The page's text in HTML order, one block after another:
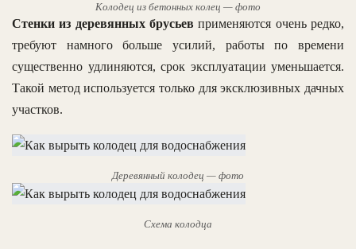
Колодец из бетонных колец — фото
Стенки из деревянных брусьев применяются очень редко,
требуют намного больше усилий, работы по времени
существенно удлиняются, срок эксплуатации уменьшается.
Такой метод используется только для эксклюзивных дачных
участков.
Деревянный колодец — фото
Схема колодца